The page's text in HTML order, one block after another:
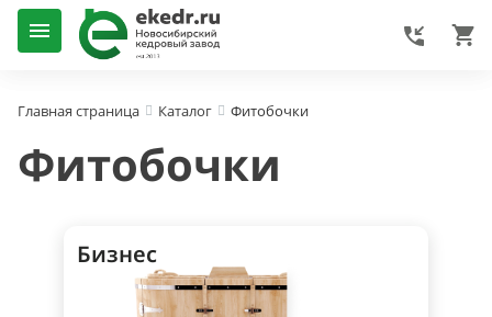
Главная страница Каталог Фитобочки
Фитобочки
Бизнес